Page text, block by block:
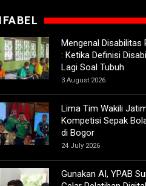
Mengenal Disabilitas
: Ketika Definisi
Lagi Soal Tubuh
3 August 2026
Lima Tim Wakili
Kompetisi Sepak
di Bogor
24 July 2026
Gunakan AI, YPAB